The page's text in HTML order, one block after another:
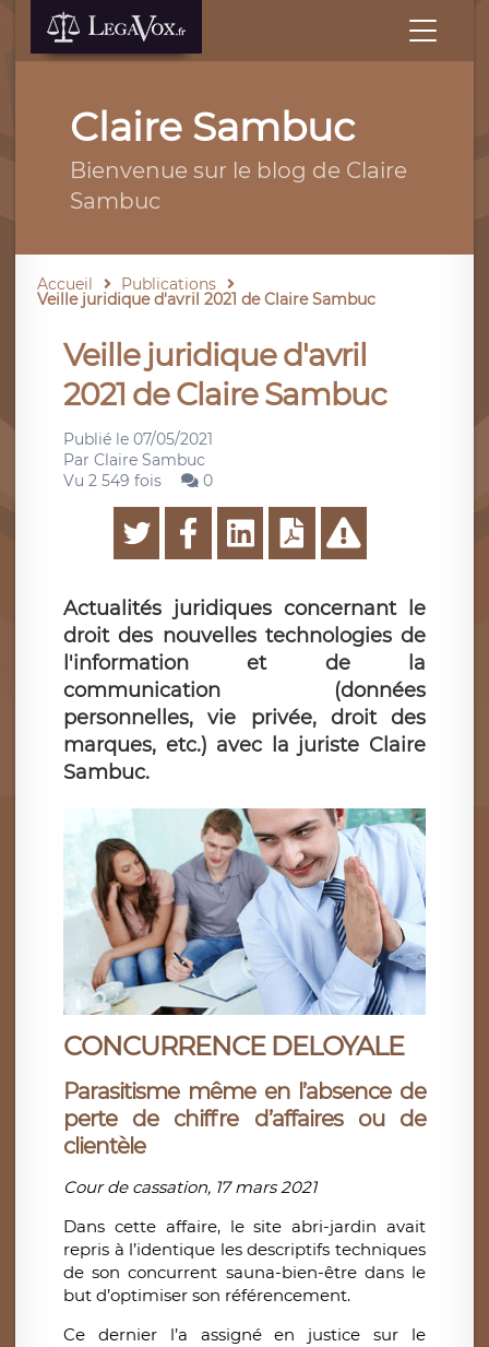
Claire Sambuc
Bienvenue sur le blog de Claire
Sambuc
Accueil Publications
Veille juridique d'avril 2021 de Claire Sambuc
Veille juridique d'avril
2021 de Claire Sambuc
Publié le 07/05/2021
Par Claire Sambuc
Vu 2 549 fois
0
Actualités juridiques concernant le
droit des nouvelles technologies de
l'information et de la
communication (données
personnelles, vie privée, droit des
marques, etc.) avec la juriste Claire
Sambuc.
CONCURRENCE DELOYALE
Parasitisme même en l’absence de
perte de chiffre d’affaires ou de
clientèle
Cour de cassation, 17 mars 2021
Dans cette affaire, le site abri-jardin avait
repris à l’identique les descriptifs techniques
de son concurrent sauna-bien-être dans le
but d’optimiser son référencement.
Ce dernier l’a assigné en justice sur le